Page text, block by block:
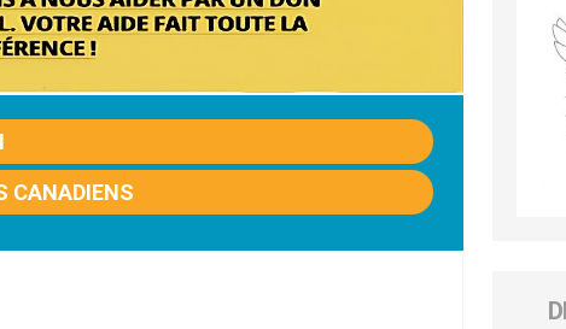
CANADIENS